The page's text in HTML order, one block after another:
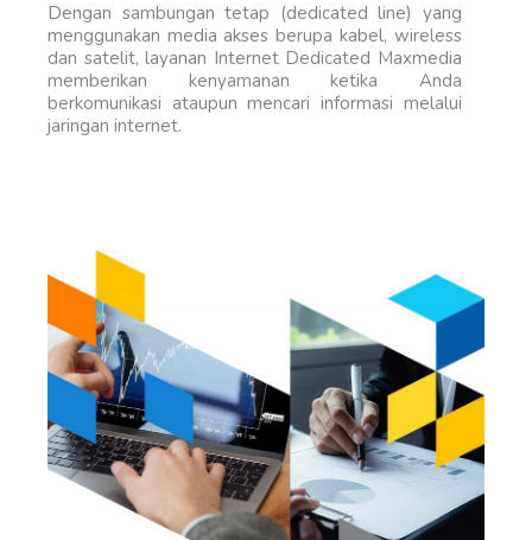
Dengan sambungan tetap (dedicated line) yang
menggunakan media akses berupa kabel, wireless
dan satelit, layanan Internet Dedicated Maxmedia
memberikan kenyamanan ketika Anda
berkomunikasi ataupun mencari informasi melalui
jaringan internet.